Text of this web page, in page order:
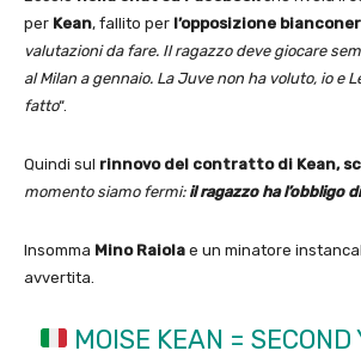
per Kean, fallito per l’opposizione
valutazioni da fare. Il ragazzo deve giocare
al Milan a gennaio. La Juve non ha voluto, io e
fatto“.
Quindi sul rinnovo del contratto di Kean,
momento siamo fermi: il ragazzo ha l’obbligo
Insomma Mino Raiola e un minatore
avvertita.
MOISE KEAN = SECOND